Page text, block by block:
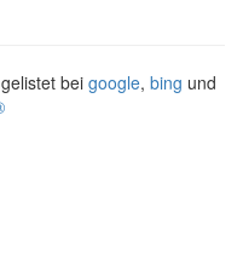
bei google, bing und